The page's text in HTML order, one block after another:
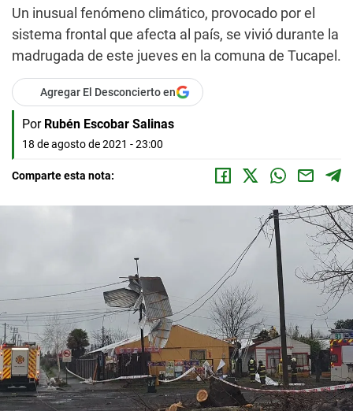
Un inusual fenómeno climático, provocado por el
sistema frontal que afecta al país, se vivió durante la
madrugada de este jueves en la comuna de Tucapel.
Agregar El Desconcierto en
Por Rubén Escobar Salinas
18 de agosto de 2021 - 23:00
Comparte esta nota: